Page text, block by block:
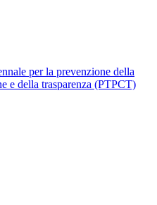
per la prevenzione della
e della trasparenza (PTPCT)